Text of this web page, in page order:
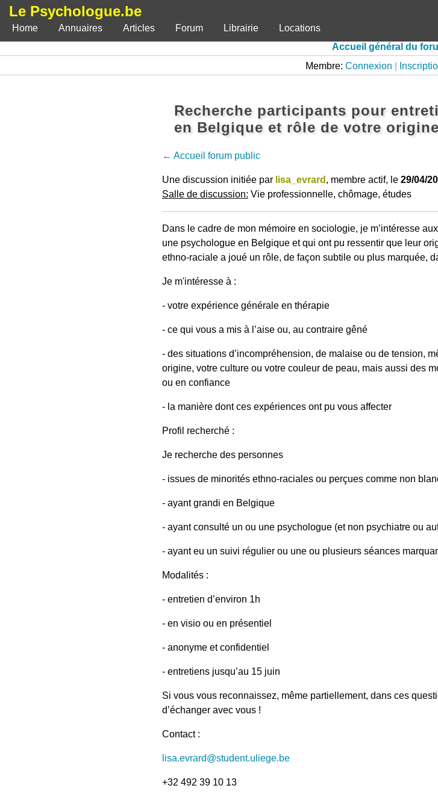
Le Psychologue.be
Home
Annuaires Articles Forum Librairie
Locations
Accueil général du
Membre: Connexion
Recherche participants pour
en Belgique et rôle de votre
← Accueil forum public
Une discussion initiée par lisa_evrard , membre actif, le 29/04/
Salle de discussion: Vie professionnelle, chômage, études
Dans le cadre de mon mémoire en sociologie, je m’intéresse
une psychologue en Belgique et qui ont pu ressentir que leur
ethno-raciale a joué un rôle, de façon subtile ou plus marquée,
Je m'intéresse à :
- votre expérience générale en thérapie
- ce qui vous a mis à l’aise ou, au contraire gêné
- des situations d’incompréhension, de malaise ou de tension,
origine, votre culture ou votre couleur de peau, mais aussi des
ou en confiance
- la manière dont ces expériences ont pu vous affecter
Profil recherché :
Je recherche des personnes
- issues de minorités ethno-raciales ou perçues comme non
- ayant grandi en Belgique
- ayant consulté un ou une psychologue (et non psychiatre ou
- ayant eu un suivi régulier ou une ou plusieurs séances
Modalités :
- entretien d’environ 1h
- en visio ou en présentiel
- anonyme et confidentiel
- entretiens jusqu’au 15 juin
Si vous vous reconnaissez, même partiellement, dans ces
d’échanger avec vous !
Contact :
lisa.evrard@student.uliege.be
+32 492 39 10 13